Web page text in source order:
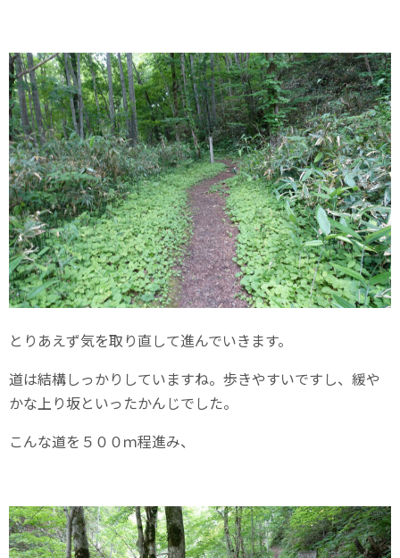
とりあえず気を取り直して進んでいきます。
道は結構しっかりしていますね。歩きやすいですし、緩や
かな上り坂といったかんじでした。
こんな道を５００ｍ程進み、